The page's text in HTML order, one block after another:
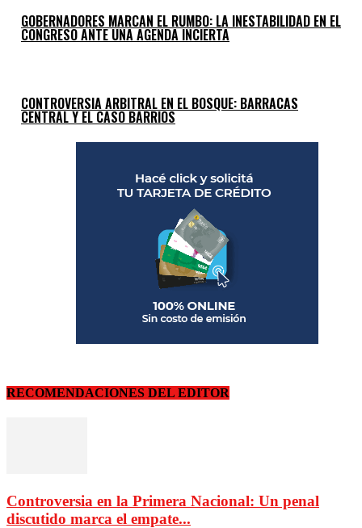
GOBERNADORES MARCAN EL RUMBO: LA INESTABILIDAD EN EL
CONGRESO ANTE UNA AGENDA INCIERTA
CONTROVERSIA ARBITRAL EN EL BOSQUE: BARRACAS
CENTRAL Y EL CASO BARRIOS
RECOMENDACIONES DEL EDITOR
Controversia en la Primera Nacional: Un penal
discutido marca el empate...